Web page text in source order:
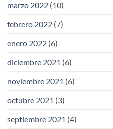
marzo 2022 (10)
febrero 2022 (7)
enero 2022 (6)
diciembre 2021 (6)
noviembre 2021 (6)
octubre 2021 (3)
septiembre 2021 (4)